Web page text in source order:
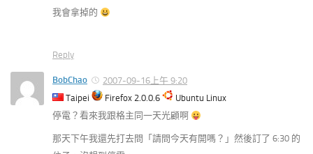
我會拿掉的
Reply
BobChao
2007-09-16上午 9:20
Taipei
Firefox 2.0.0.6
Ubuntu Linux
停電？看來我跟格主同一天光顧啊
那天下午我還先打去問「請問今天有開嗎？」然後訂了 6:30 的